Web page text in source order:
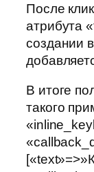
После
атрибута
создании
В итоге
такого